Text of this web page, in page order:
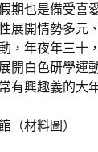
期也是備受喜
展開情勢多元
，年夜年三十
開白色研學運
有興趣義的大
（材料圖）